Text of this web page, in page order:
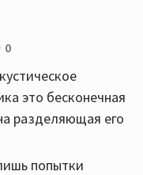
0
это бесконечная
разделяющая его
попытки